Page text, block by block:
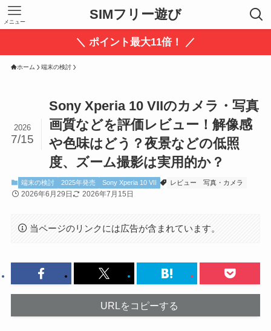
SIMフリー遊び
メニュー
＼ ポイント最大11倍！ ／
ホーム 端末の検討
Sony Xperia 10 VIIのカメラ・写真
画質などを評価レビュー！解像感
や色味はどう？夜景などの低照
度、ズーム撮影は実用的か？
2026
7/15
端末の検討 2025年発売 Sony Xperia 10 VII レビュー 写真・カメラ
2026年6月29日 2026年7月15日
当ページのリンクには広告が含まれています。
URLをコピーする